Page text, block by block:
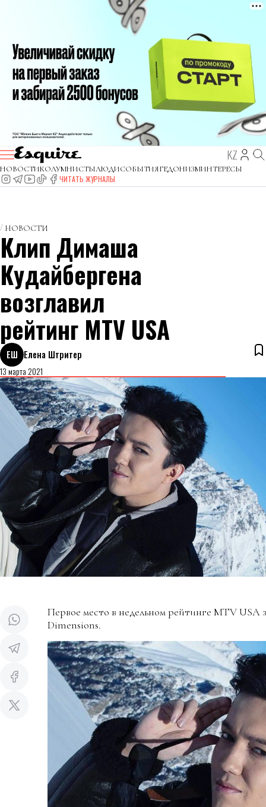
KZ
НОВОСТИКОЛУМНИСТЫЛЮДИСОБЫТИЯГЕДОНИЗМИНТЕРЕСЫ
ЧИТАТЬ ЖУРНАЛЫ
НОВОСТИ
Клип Димаша
Кудайбергена
возглавил
рейтинг MTV USA
ЕШ Елена Штритер
13 марта 2021
Первое место в недельном рейтинге MTV USA
Dimensions.